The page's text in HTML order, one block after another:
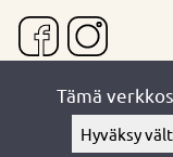
Tämä
Hyväksy